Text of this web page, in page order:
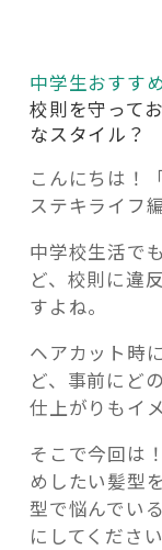
協
コ
これか
記事検
中学生おすす
校則を守って
なスタイル？
こんにちは！
ステキライフ
中学校生活で
ど、校則に違
すよね。
ヘアカット時
ど、事前にど
仕上がりもイ
そこで今回は
めしたい髪型
型で悩んでい
にしてくださ